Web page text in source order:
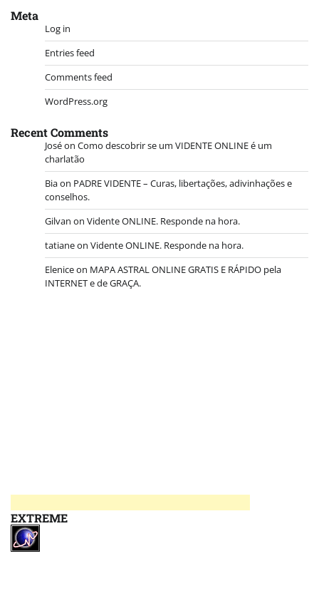
Meta
Log in
Entries feed
Comments feed
WordPress.org
Recent Comments
Joséon Como descobrir se um VIDENTE ONLINE é um
charlatão
Biaon PADRE VIDENTE – Curas, libertações, adivinhações e
conselhos.
Gilvan on Vidente ONLINE. Responde na hora.
tatianeon Vidente ONLINE. Responde na hora.
Eleniceon MAPA ASTRAL ONLINE GRATIS E RÁPIDO pela
INTERNET e de GRAÇA.
EXTREME